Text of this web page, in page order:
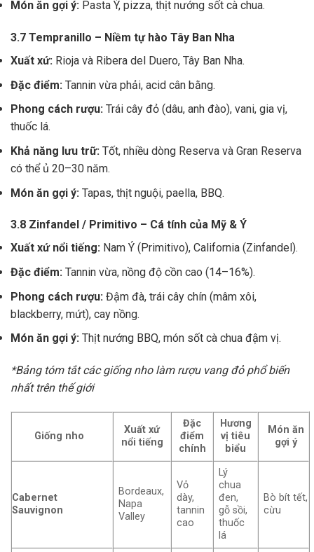
Món ăn gợi ý: Pasta Ý, pizza, thịt nướng sốt cà chua.
3.7 Tempranillo – Niềm tự hào Tây Ban Nha
Xuất xứ: Rioja và Ribera del Duero, Tây Ban Nha.
Đặc điểm: Tannin vừa phải, acid cân bằng.
Phong cách rượu: Trái cây đỏ (dâu, anh đào), vani, gia vị,
thuốc lá.
Khả năng lưu trữ: Tốt, nhiều dòng Reserva và Gran Reserva
có thể ủ 20–30 năm.
Món ăn gợi ý: Tapas, thịt nguội, paella, BBQ.
3.8 Zinfandel / Primitivo – Cá tính của Mỹ & Ý
Xuất xứ nổi tiếng: Nam Ý (Primitivo), California (Zinfandel).
Đặc điểm: Tannin vừa, nồng độ cồn cao (14–16%).
Phong cách rượu: Đậm đà, trái cây chín (mâm xôi,
blackberry, mứt), cay nồng.
Món ăn gợi ý: Thịt nướng BBQ, món sốt cà chua đậm vị.
*Bảng tóm tắt các giống nho làm rượu vang đỏ phổ biến
nhất trên thế giới
Giống nho
Xuất xứ
nổi tiếng
Đặc
điểm
chính
Hương
vị tiêu
biểu
Món ăn
gợi ý
Cabernet
Sauvignon
Bordeaux,
Napa
Valley
Vỏ
dày,
tannin
cao
Lý
chua
đen,
gỗ sồi,
thuốc
lá
Bò bít tết,
cừu